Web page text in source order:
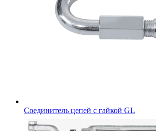
Соединитель цепей с гайкой GL